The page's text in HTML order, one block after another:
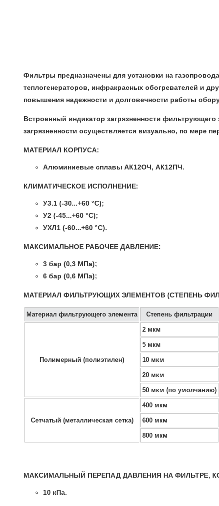
Фильтры предназначены для установки на
теплогенераторов, инфракрасных обогревателей и
повышения надежности и долговечности работы
Встроенный индикатор загрязненности
загрязненности осуществляется визуально, по мере
МАТЕРИАЛ КОРПУСА:
Алюминиевые сплавы АК12ОЧ, АК12ПЧ.
КЛИМАТИЧЕСКОЕ ИСПОЛНЕНИЕ:
У3.1 (-30...+60 °C);
У2 (-45...+60 °C);
УХЛ1 (-60...+60 °C).
МАКСИМАЛЬНОЕ РАБОЧЕЕ ДАВЛЕНИЕ:
3 бар (0,3 МПа);
6 бар (0,6 МПа);
МАТЕРИАЛ ФИЛЬТРУЮЩИХ ЭЛЕМЕНТОВ (СТЕПЕНЬ
Материал фильтрующего элемента Степень фильтрации
Полимерный (полиэтилен)
2 мкм
5 мкм
10 мкм
20 мкм
50 мкм (по умолчанию)
Сетчатый (металлическая сетка)
400 мкм
600 мкм
800 мкм
МАКСИМАЛЬНЫЙ ПЕРЕПАД ДАВЛЕНИЯ НА ФИЛЬТРЕ,
10 кПа.